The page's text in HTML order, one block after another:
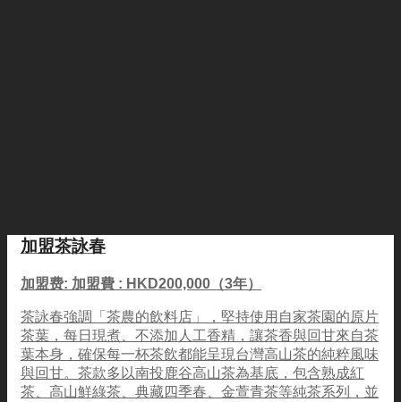
加盟茶詠春
加盟费: 加盟費 : HKD200,000（3年）
茶詠春強調「茶農的飲料店」，堅持使用自家茶園的原片
茶葉，每日現煮、不添加人工香精，讓茶香與回甘來自茶
葉本身，確保每一杯茶飲都能呈現台灣高山茶的純粹風味
與回甘。茶款多以南投鹿谷高山茶為基底，包含熟成紅
茶、高山鮮綠茶、典藏四季春、金萱青茶等純茶系列，並